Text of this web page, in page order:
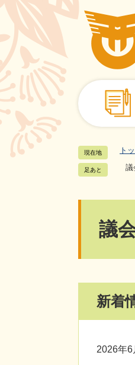
ペ
ジ
先
頭
で
。
現在地 ト
足あと 議
議
新着
2026年